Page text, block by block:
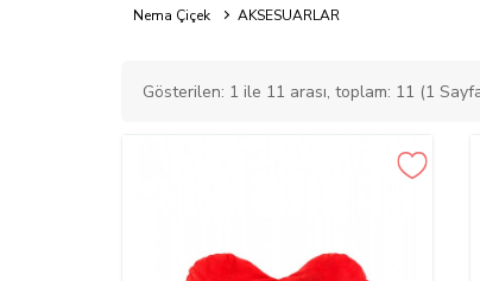
Nema Çiçek AKSESUARLAR
Gösterilen: 1 ile 11 arası, toplam: 11 (1